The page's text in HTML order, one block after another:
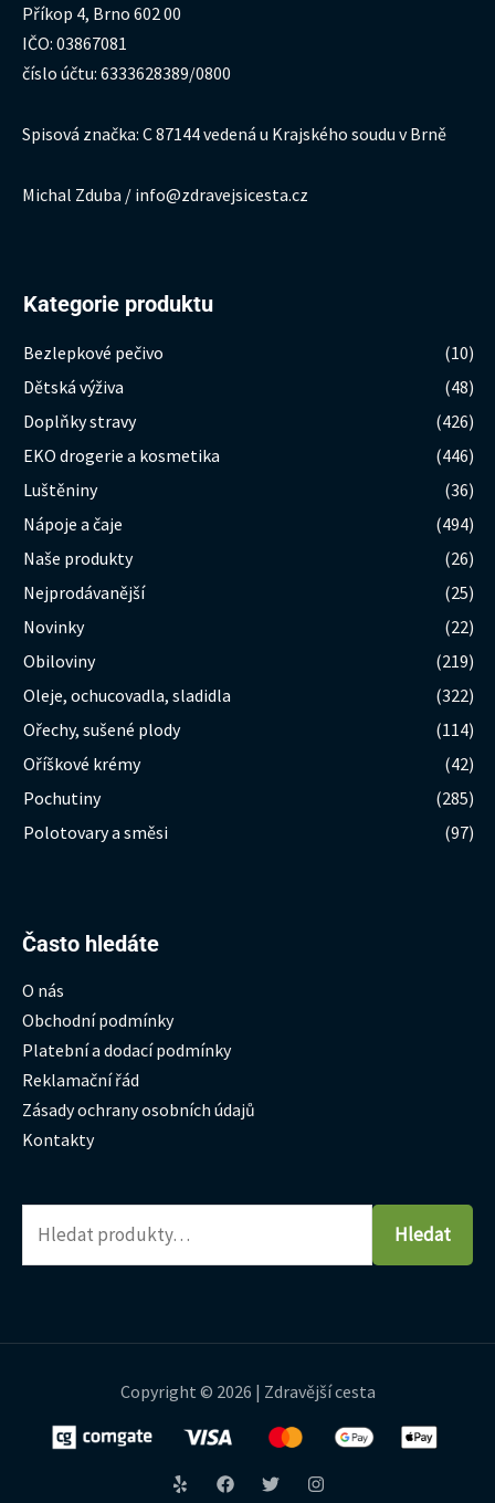
Příkop 4, Brno 602 00
IČO: 03867081
číslo účtu: 6333628389/0800
Spisová značka: C 87144 vedená u Krajského soudu v Brně
Michal Zduba / info@zdravejsicesta.cz
Kategorie produktu
Bezlepkové pečivo
(10)
Dětská výživa
(48)
Doplňky stravy
(426)
EKO drogerie a kosmetika
(446)
Luštěniny
(36)
Nápoje a čaje
(494)
Naše produkty
(26)
Nejprodávanější
(25)
Novinky
(22)
Obiloviny
(219)
Oleje, ochucovadla, sladidla
(322)
Ořechy, sušené plody
(114)
Oříškové krémy
(42)
Pochutiny
(285)
Polotovary a směsi
(97)
Často hledáte
O nás
Obchodní podmínky
Platební a dodací podmínky
Reklamační řád
Zásady ochrany osobních údajů
Kontakty
Hledat:
Hledat
Copyright © 2026 | Zdravější cesta